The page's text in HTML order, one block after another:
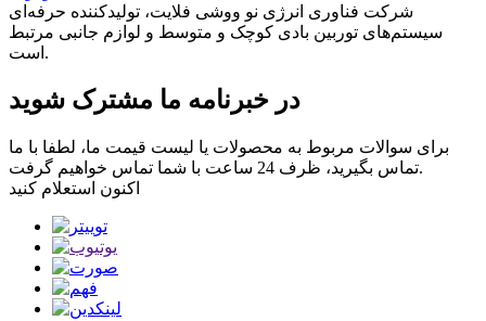
شرکت فناوری انرژی نو ووشی فلایت، تولیدکننده حرفه‌ای
سیستم‌های توربین بادی کوچک و متوسط ​​و لوازم جانبی مرتبط
است.
در خبرنامه ما مشترک شوید
برای سوالات مربوط به محصولات یا لیست قیمت ما، لطفا با ما
تماس بگیرید، ظرف 24 ساعت با شما تماس خواهیم گرفت.
اکنون استعلام کنید